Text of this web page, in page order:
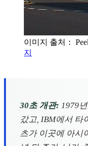
이미지 출처：
지
30초 개관: 1979
갔고, IBM에서 타
츠가 이곳에 아시